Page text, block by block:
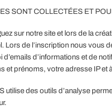
SONT COLLECTÉES ET
sur notre site et lors de la
Lors de l’inscription nous vous
d’emails d’informations et de
et prénoms, votre adresse IP et
utilise des outils d’analyse